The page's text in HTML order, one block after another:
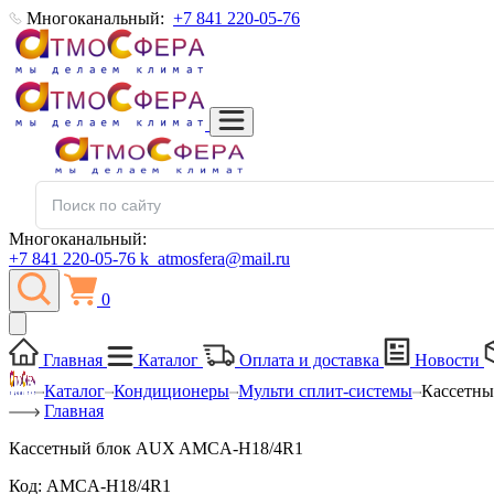
Многоканальный: +7 841 220-05-76
Многоканальный:
+7 841 220-05-76 k_atmosfera@mail.ru
0
Главная Каталог Оплата и доставка
Новости
Каталог Кондиционеры Мульти сплит-системы
Главная
Кассетный блок AUX AMCA-H18/4R1
Код: AMCA-H18/4R1